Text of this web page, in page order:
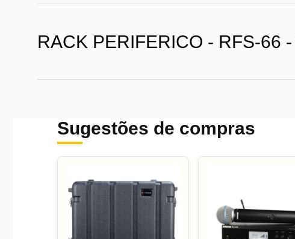
RACK PERIFERICO - RFS-66
Comprimento:
Sugestões de compras